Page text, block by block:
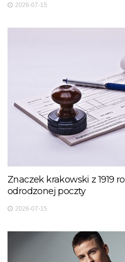
2026-07-15
Znaczek krakowski z 1919
odrodzonej poczty
2026-07-15